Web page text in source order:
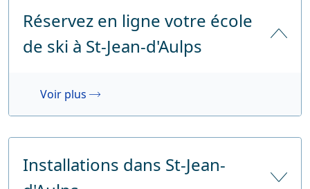
Réservez en ligne votre école
de ski à St-Jean-d'Aulps
Voir plus
Installations dans St-Jean-